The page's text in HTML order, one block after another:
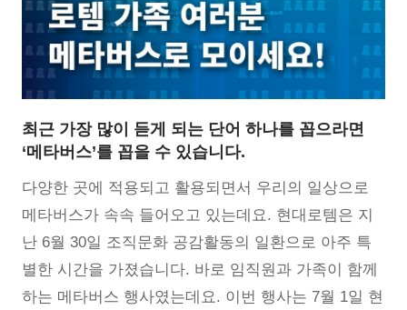
최근 가장 많이 듣게 되는 단어 하나를 꼽으라면
‘메타버스’를 꼽을 수 있습니다.
다양한 곳에 적용되고 활용되면서 우리의 일상으로
메타버스가 속속 들어오고 있는데요. 현대로템은 지
난 6월 30일 조직문화 공감활동의 일환으로 아주 특
별한 시간을 가졌습니다. 바로 임직원과 가족이 함께
하는 메타버스 행사였는데요. 이번 행사는 7월 1일 현